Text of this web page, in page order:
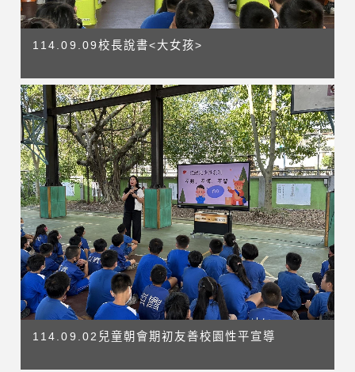
114.09.09校長說書<大女孩>
114.09.02兒童朝會期初友善校園性平宣導